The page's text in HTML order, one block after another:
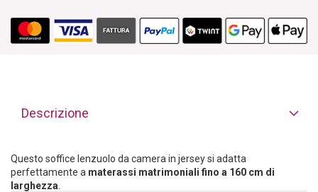
Descrizione
Questo soffice lenzuolo da camera in jersey si adatta
perfettamente a materassi matrimoniali fino a 160 cm di
larghezza